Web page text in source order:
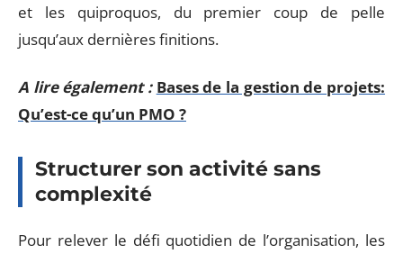
et les quiproquos, du premier coup de pelle
jusqu’aux dernières finitions.
A lire également : Bases de la gestion de projets:
Qu’est-ce qu’un PMO ?
Structurer son activité sans
complexité
Pour relever le défi quotidien de l’organisation, les